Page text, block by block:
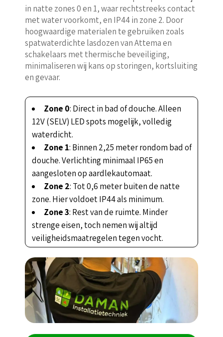
in natte zones 0 en 1, waar rechtstreeks contact
met water voorkomt, en IP44 in zone 2. Door
hoogwaardige materialen te gebruiken zoals
spatwaterdichte lasdozen van Attema en
schakelaars met thermische beveiliging,
minimaliseren wij kans op storingen, kortsluiting
en gevaar.
Zone 0: Direct in bad of douche. Alleen
12V (SELV) LED spots mogelijk, volledig
waterdicht.
Zone 1: Binnen 2,25 meter rondom bad of
douche. Verlichting minimaal IP65 en
aangesloten op aardlekautomaat.
Zone 2: Tot 0,6 meter buiten de natte
zone. Hier voldoet IP44 als minimum.
Zone 3: Rest van de ruimte. Minder
strenge eisen, toch nemen wij altijd
veiligheidsmaatregelen tegen vocht.